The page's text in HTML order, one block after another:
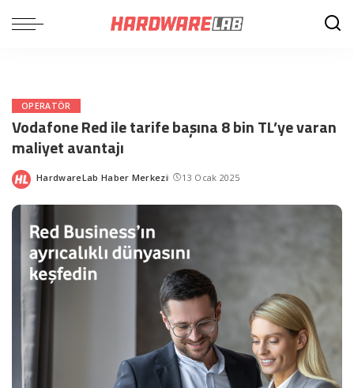
OPERATÖR
Vodafone Red ile tarife başına 8 bin TL’ye varan
maliyet avantajı
Posted
HardwareLab Haber Merkezi 13 Ocak 2025